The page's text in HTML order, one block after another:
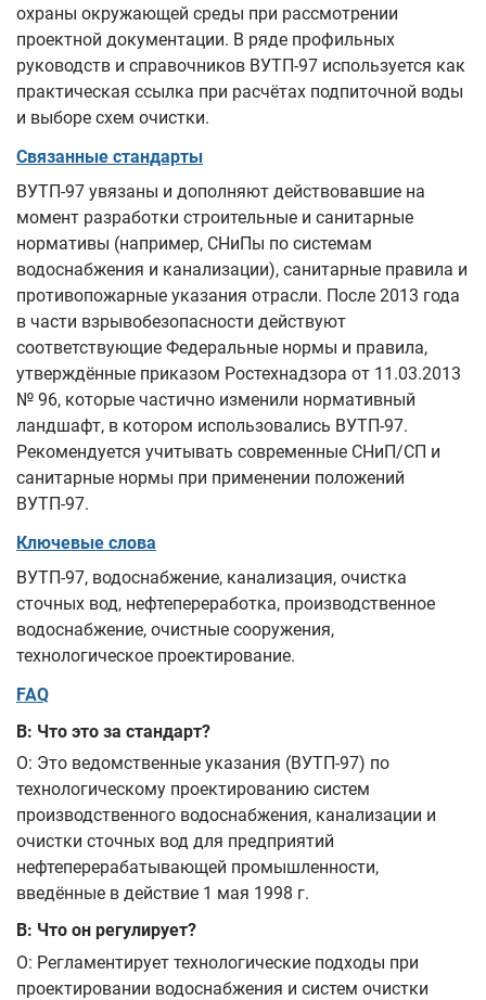
охраны окружающей среды при рассмотрении
проектной документации. В ряде профильных
руководств и справочников ВУТП-97 используется как
практическая ссылка при расчётах подпиточной воды
и выборе схем очистки.
Связанные стандарты
ВУТП-97 увязаны и дополняют действовавшие на
момент разработки строительные и санитарные
нормативы (например, СНиПы по системам
водоснабжения и канализации), санитарные правила и
противопожарные указания отрасли. После 2013 года
в части взрывобезопасности действуют
соответствующие Федеральные нормы и правила,
утверждённые приказом Ростехнадзора от 11.03.2013
№ 96, которые частично изменили нормативный
ландшафт, в котором использовались ВУТП-97.
Рекомендуется учитывать современные СНиП/СП и
санитарные нормы при применении положений
ВУТП-97.
Ключевые слова
ВУТП-97, водоснабжение, канализация, очистка
сточных вод, нефтепереработка, производственное
водоснабжение, очистные сооружения,
технологическое проектирование.
FAQ
В: Что это за стандарт?
О: Это ведомственные указания (ВУТП-97) по
технологическому проектированию систем
производственного водоснабжения, канализации и
очистки сточных вод для предприятий
нефтеперерабатывающей промышленности,
введённые в действие 1 мая 1998 г.
В: Что он регулирует?
О: Регламентирует технологические подходы при
проектировании водоснабжения и систем очистки